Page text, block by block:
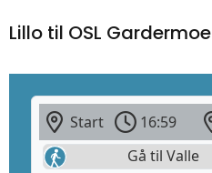
Lillo til OSL
Start 16:59
Gå til Valle